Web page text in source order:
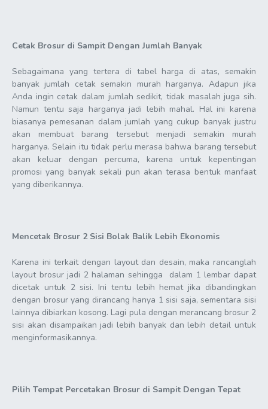
Cetak Brosur di Sampit Dengan Jumlah Banyak
Sebagaimana yang tertera di tabel harga di atas, semakin
banyak jumlah cetak semakin murah harganya. Adapun jika
Anda ingin cetak dalam jumlah sedikit, tidak masalah juga sih.
Namun tentu saja harganya jadi lebih mahal. Hal ini karena
biasanya pemesanan dalam jumlah yang cukup banyak justru
akan membuat barang tersebut menjadi semakin murah
harganya. Selain itu tidak perlu merasa bahwa barang tersebut
akan keluar dengan percuma, karena untuk kepentingan
promosi yang banyak sekali pun akan terasa bentuk manfaat
yang diberikannya.
Mencetak Brosur 2 Sisi Bolak Balik Lebih Ekonomis
Karena ini terkait dengan layout dan desain, maka rancanglah
layout brosur jadi 2 halaman sehingga dalam 1 lembar dapat
dicetak untuk 2 sisi. Ini tentu lebih hemat jika dibandingkan
dengan brosur yang dirancang hanya 1 sisi saja, sementara sisi
lainnya dibiarkan kosong. Lagi pula dengan merancang brosur 2
sisi akan disampaikan jadi lebih banyak dan lebih detail untuk
menginformasikannya.
Pilih Tempat Percetakan Brosur di Sampit Dengan Tepat